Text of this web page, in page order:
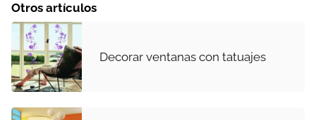
Otros artículos
Decorar ventanas con tatuajes